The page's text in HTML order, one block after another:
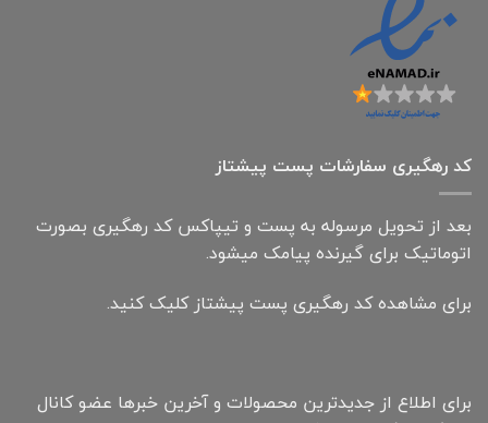
کد رهگیری سفارشات پست پیشتاز
بعد از تحویل مرسوله به پست و تیپاکس کد رهگیری بصورت
اتوماتیک برای گیرنده پیامک میشود.
برای مشاهده کد رهگیری پست پیشتاز کلیک کنید.
برای اطلاع از جدیدترین محصولات و آخرین خبرها عضو کانال